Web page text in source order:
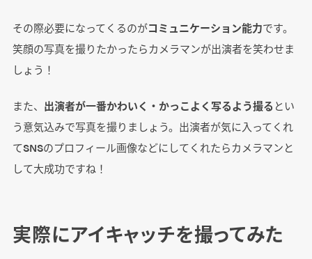
その際必要になってくるのがコミュニケーション能力です。
笑顔の写真を撮りたかったらカメラマンが出演者を笑わせま
しょう！
また、 出演者が一番かわいく・かっこよく写るよう撮る とい
う意気込みで写真を撮りましょう。出演者が気に入ってくれ
てSNSのプロフィール画像などにしてくれたらカメラマンと
して大成功ですね！
実際にアイキャッチを撮ってみた